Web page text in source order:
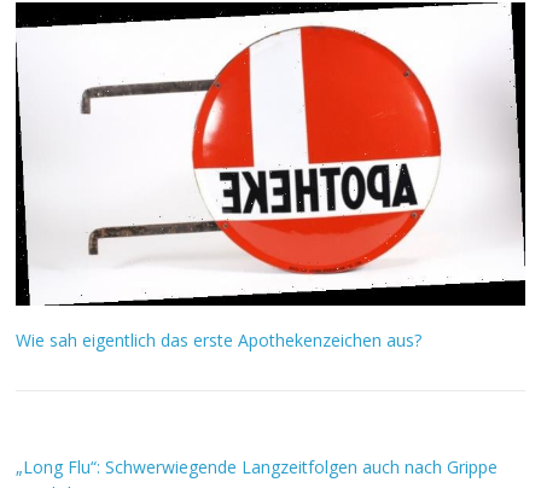
Wie sah eigentlich das erste Apothekenzeichen aus?
„Long Flu“: Schwerwiegende Langzeitfolgen auch nach Grippe